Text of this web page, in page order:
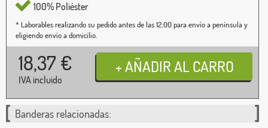
100% Poliéster
* Laborables realizando su pedido antes de las 12:00 para envío a península y
eligiendo envío a domicilio.
18,37 €
IVA incluido
Banderas relacionadas: